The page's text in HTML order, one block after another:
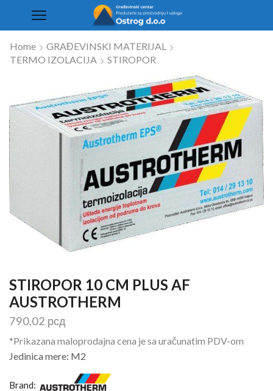
Home
GRAĐEVINSKI MATERIJAL
TERMO IZOLACIJA
STIROPOR
STIROPOR 10 CM PLUS AF
AUSTROTHERM
790,02 рсд
*Prikazana maloprodajna cena je sa uračunatim PDV-om
Jedinica mere: M2
Brand: